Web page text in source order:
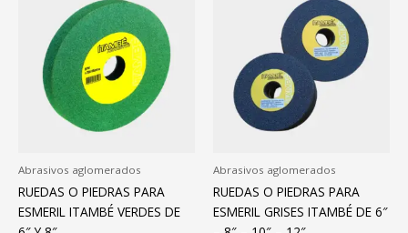
Abrasivos aglomerados
RUEDAS O PIEDRAS PARA
ESMERIL ITAMBÉ VERDES DE
Abrasivos aglomerados
RUEDAS O PIEDRAS PARA
ESMERIL GRISES ITAMBÉ DE 6″